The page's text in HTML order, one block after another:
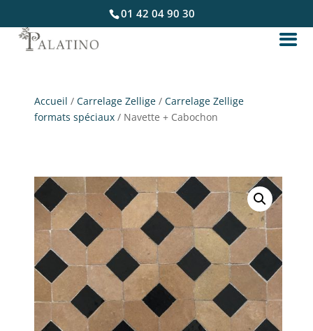
01 42 04 90 30
Accueil /Carrelage Zellige /Carrelage Zellige
formats spéciaux / Navette + Cabochon